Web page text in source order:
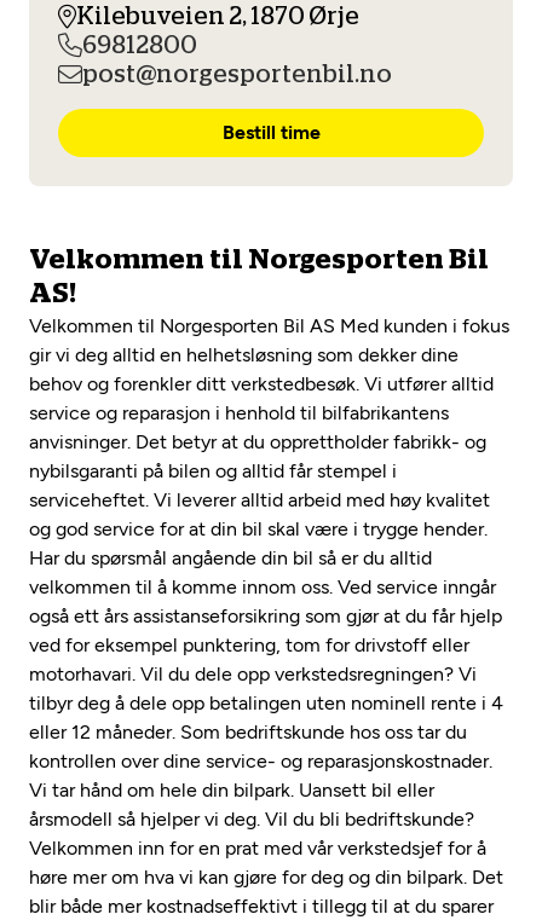
Diagnose/Feilsøking
Se alle (52) tjenester her
Mekonomen Bilkonto
Les mer
Mekonomen Fleet
Les mer
Fritt verkstedvalg
Lønnsomt valg
Mobilitetsgaranti
Opprett en konto
Kilebuveien 2, 1870 Ørje
69812800
post@norgesportenbil.no
Bestill time
Velkommen til Norgesporten Bil
AS!
Velkommen til Norgesporten Bil AS Med kunden i fokus
gir vi deg alltid en helhetsløsning som dekker dine
behov og forenkler ditt verkstedbesøk. Vi utfører alltid
service og reparasjon i henhold til bilfabrikantens
anvisninger. Det betyr at du opprettholder fabrikk- og
nybilsgaranti på bilen og alltid får stempel i
serviceheftet. Vi leverer alltid arbeid med høy kvalitet
og god service for at din bil skal være i trygge hender.
Har du spørsmål angående din bil så er du alltid
velkommen til å komme innom oss. Ved service inngår
også ett års assistanseforsikring som gjør at du får hjelp
ved for eksempel punktering, tom for drivstoff eller
motorhavari. Vil du dele opp verkstedsregningen? Vi
tilbyr deg å dele opp betalingen uten nominell rente i 4
eller 12 måneder. Som bedriftskunde hos oss tar du
kontrollen over dine service- og reparasjonskostnader.
Vi tar hånd om hele din bilpark. Uansett bil eller
årsmodell så hjelper vi deg. Vil du bli bedriftskunde?
Velkommen inn for en prat med vår verkstedsjef for å
høre mer om hva vi kan gjøre for deg og din bilpark. Det
blir både mer kostnadseffektivt i tillegg til at du sparer